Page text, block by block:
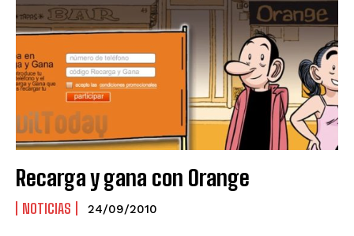
Recarga y gana con Orange
NOTICIAS 24/09/2010